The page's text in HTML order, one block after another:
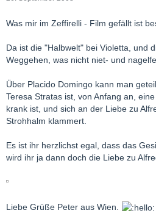
Was mir im Zeffirelli - Film gefällt ist
Da ist die "Halbwelt" bei Violetta, und
Weggehen, was nicht niet- und
Über Placido Domingo kann man
Teresa Stratas ist, von Anfang an,
krank ist, und sich an der Liebe zu
Strohhalm klammert.
Es ist ihr herzlichst egal, dass das
wird ihr ja dann doch die Liebe zu
Liebe Grüße Peter aus Wien.